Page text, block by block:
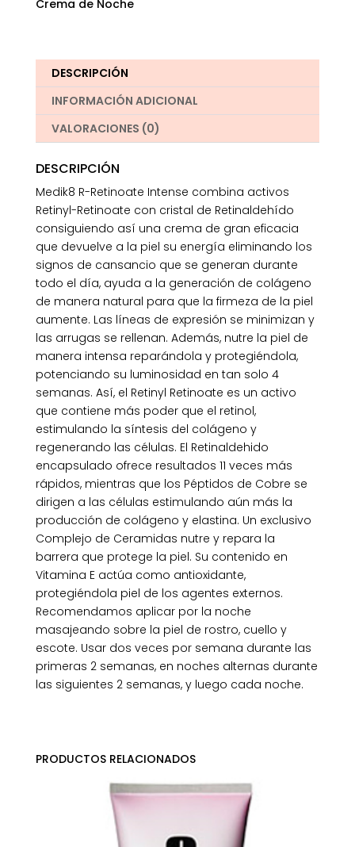
Crema de Noche
DESCRIPCIÓN
INFORMACIÓN ADICIONAL
VALORACIONES (0)
DESCRIPCIÓN
Medik8 R-Retinoate Intense combina activos
Retinyl-Retinoate con cristal de Retinaldehído
consiguiendo así una crema de gran eficacia
que devuelve a la piel su energía eliminando los
signos de cansancio que se generan durante
todo el día, ayuda a la generación de colágeno
de manera natural para que la firmeza de la piel
aumente. Las líneas de expresión se minimizan y
las arrugas se rellenan. Además, nutre la piel de
manera intensa reparándola y protegiéndola,
potenciando su luminosidad en tan solo 4
semanas. Así, el Retinyl Retinoate es un activo
que contiene más poder que el retinol,
estimulando la síntesis del colágeno y
regenerando las células. El Retinaldehido
encapsulado ofrece resultados 11 veces más
rápidos, mientras que los Péptidos de Cobre se
dirigen a las células estimulando aún más la
producción de colágeno y elastina. Un exclusivo
Complejo de Ceramidas nutre y repara la
barrera que protege la piel. Su contenido en
Vitamina E actúa como antioxidante,
protegiéndola piel de los agentes externos.
Recomendamos aplicar por la noche
masajeando sobre la piel de rostro, cuello y
escote. Usar dos veces por semana durante las
primeras 2 semanas, en noches alternas durante
las siguientes 2 semanas, y luego cada noche.
PRODUCTOS RELACIONADOS